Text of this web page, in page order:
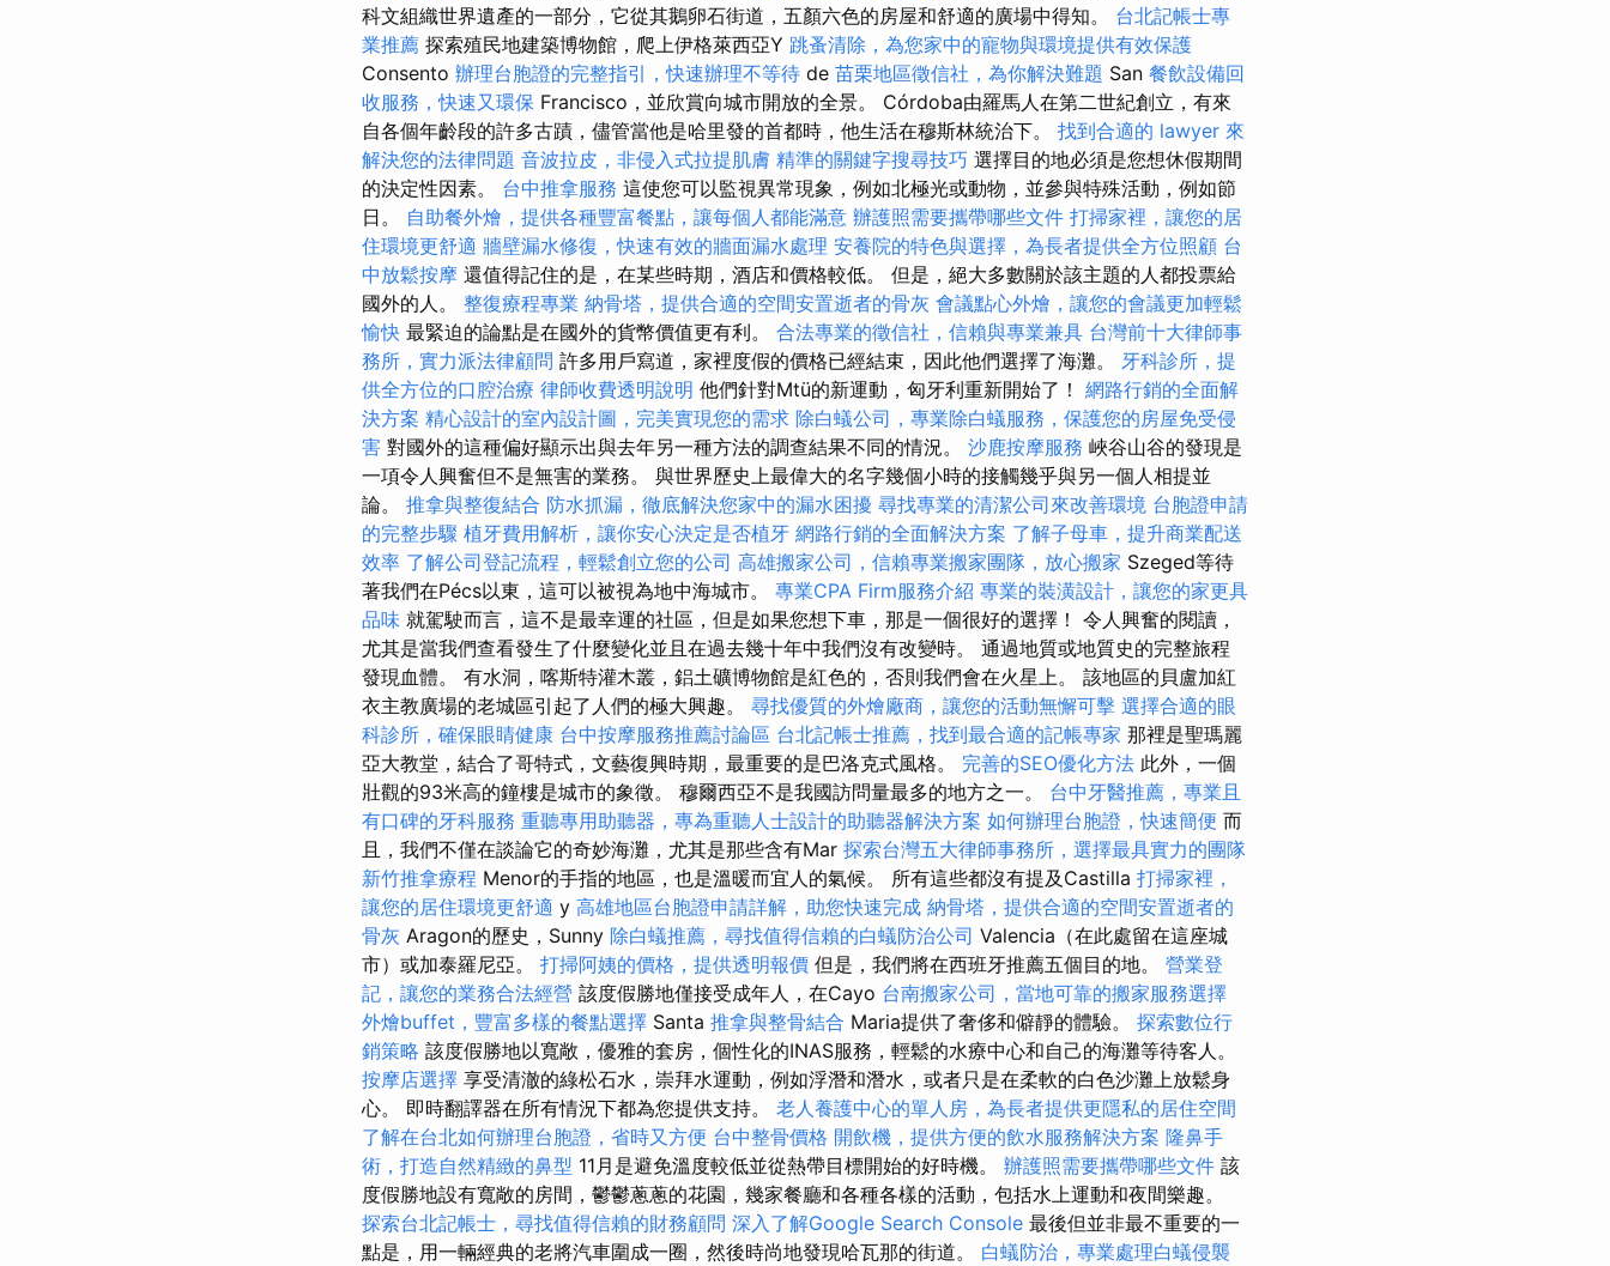
科文組織世界遺產的一部分，它從其鵝卵石街道，五顏六色的房屋和舒適的廣場中得知。 台北記帳士專
業推薦 探索殖民地建築博物館，爬上伊格萊西亞Y 跳蚤清除，為您家中的寵物與環境提供有效保護
Consento 辦理台胞證的完整指引，快速辦理不等待 de 苗栗地區徵信社，為你解決難題 San 餐飲設備回
收服務，快速又環保 Francisco，並欣賞向城市開放的全景。 Córdoba由羅馬人在第二世紀創立，有來
自各個年齡段的許多古蹟，儘管當他是哈里發的首都時，他生活在穆斯林統治下。 找到合適的 lawyer 來
解決您的法律問題 音波拉皮，非侵入式拉提肌膚 精準的關鍵字搜尋技巧 選擇目的地必須是您想休假期間
的決定性因素。 台中推拿服務 這使您可以監視異常現象，例如北極光或動物，並參與特殊活動，例如節
日。 自助餐外燴，提供各種豐富餐點，讓每個人都能滿意 辦護照需要攜帶哪些文件 打掃家裡，讓您的居
住環境更舒適 牆壁漏水修復，快速有效的牆面漏水處理 安養院的特色與選擇，為長者提供全方位照顧 台
中放鬆按摩 還值得記住的是，在某些時期，酒店和價格較低。 但是，絕大多數關於該主題的人都投票給
國外的人。 整復療程專業 納骨塔，提供合適的空間安置逝者的骨灰 會議點心外燴，讓您的會議更加輕鬆
愉快 最緊迫的論點是在國外的貨幣價值更有利。 合法專業的徵信社，信賴與專業兼具 台灣前十大律師事
務所，實力派法律顧問 許多用戶寫道，家裡度假的價格已經結束，因此他們選擇了海灘。 牙科診所，提
供全方位的口腔治療 律師收費透明說明 他們針對Mtü的新運動，匈牙利重新開始了！ 網路行銷的全面解
決方案 精心設計的室內設計圖，完美實現您的需求 除白蟻公司，專業除白蟻服務，保護您的房屋免受侵
害 對國外的這種偏好顯示出與去年另一種方法的調查結果不同的情況。 沙鹿按摩服務 峽谷山谷的發現是
一項令人興奮但不是無害的業務。 與世界歷史上最偉大的名字幾個小時的接觸幾乎與另一個人相提並
論。 推拿與整復結合 防水抓漏，徹底解決您家中的漏水困擾 尋找專業的清潔公司來改善環境 台胞證申請
的完整步驟 植牙費用解析，讓你安心決定是否植牙 網路行銷的全面解決方案 了解子母車，提升商業配送
效率 了解公司登記流程，輕鬆創立您的公司 高雄搬家公司，信賴專業搬家團隊，放心搬家 Szeged等待
著我們在Pécs以東，這可以被視為地中海城市。 專業CPA Firm服務介紹 專業的裝潢設計，讓您的家更具
品味 就駕駛而言，這不是最幸運的社區，但是如果您想下車，那是一個很好的選擇！ 令人興奮的閱讀，
尤其是當我們查看發生了什麼變化並且在過去幾十年中我們沒有改變時。 通過地質或地質史的完整旅程
發現血體。 有水洞，喀斯特灌木叢，鋁土礦博物館是紅色的，否則我們會在火星上。 該地區的貝盧加紅
衣主教廣場的老城區引起了人們的極大興趣。 尋找優質的外燴廠商，讓您的活動無懈可擊 選擇合適的眼
科診所，確保眼睛健康 台中按摩服務推薦討論區 台北記帳士推薦，找到最合適的記帳專家 那裡是聖瑪麗
亞大教堂，結合了哥特式，文藝復興時期，最重要的是巴洛克式風格。 完善的SEO優化方法 此外，一個
壯觀的93米高的鐘樓是城市的象徵。 穆爾西亞不是我國訪問量最多的地方之一。 台中牙醫推薦，專業且
有口碑的牙科服務 重聽專用助聽器，專為重聽人士設計的助聽器解決方案 如何辦理台胞證，快速簡便 而
且，我們不僅在談論它的奇妙海灘，尤其是那些含有Mar 探索台灣五大律師事務所，選擇最具實力的團隊
新竹推拿療程 Menor的手指的地區，也是溫暖而宜人的氣候。 所有這些都沒有提及Castilla 打掃家裡，
讓您的居住環境更舒適 y 高雄地區台胞證申請詳解，助您快速完成 納骨塔，提供合適的空間安置逝者的
骨灰 Aragon的歷史，Sunny 除白蟻推薦，尋找值得信賴的白蟻防治公司 Valencia（在此處留在這座城
市）或加泰羅尼亞。 打掃阿姨的價格，提供透明報價 但是，我們將在西班牙推薦五個目的地。 營業登
記，讓您的業務合法經營 該度假勝地僅接受成年人，在Cayo 台南搬家公司，當地可靠的搬家服務選擇
外燴buffet，豐富多樣的餐點選擇 Santa 推拿與整骨結合 Maria提供了奢侈和僻靜的體驗。 探索數位行
銷策略 該度假勝地以寬敞，優雅的套房，個性化的INAS服務，輕鬆的水療中心和自己的海灘等待客人。
按摩店選擇 享受清澈的綠松石水，崇拜水運動，例如浮潛和潛水，或者只是在柔軟的白色沙灘上放鬆身
心。 即時翻譯器在所有情況下都為您提供支持。 老人養護中心的單人房，為長者提供更隱私的居住空間
了解在台北如何辦理台胞證，省時又方便 台中整骨價格 開飲機，提供方便的飲水服務解決方案 隆鼻手
術，打造自然精緻的鼻型 11月是避免溫度較低並從熱帶目標開始的好時機。 辦護照需要攜帶哪些文件 該
度假勝地設有寬敞的房間，鬱鬱蔥蔥的花園，幾家餐廳和各種各樣的活動，包括水上運動和夜間樂趣。
探索台北記帳士，尋找值得信賴的財務顧問 深入了解Google Search Console 最後但並非最不重要的一
點是，用一輛經典的老將汽車圍成一圈，然後時尚地發現哈瓦那的街道。 白蟻防治，專業處理白蟻侵襲